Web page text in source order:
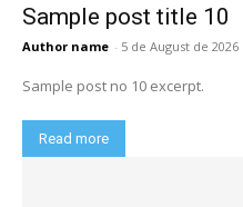
Sample post title 10
Author name - 5 de August de 2026
Sample post no 10 excerpt.
Read more